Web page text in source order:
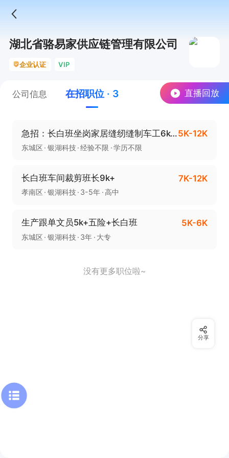
直播回放
湖北省骆易家供应链管理有限公司
企业认证 VIP
公司信息 在招职位 · 3
急招：长白班坐岗家居缝纫缝制车工6k+五险环境好5K-12K
东城区 银湖科技 经验不限 学历不限
长白班车间裁剪班长9k+ 7K-12K
孝南区 银湖科技 3-5年 高中
生产跟单文员5k+五险+长白班 5K-6K
东城区 银湖科技 3年 大专
没有更多职位啦~
分享